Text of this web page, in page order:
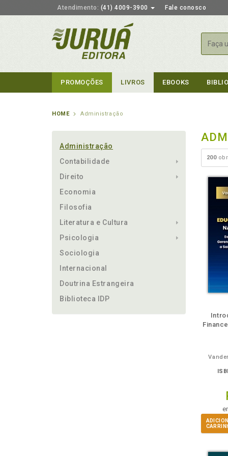
Atendimento: (41) 4009-3900 Fale conosco
PROMOÇÕES LIVROS EBOOKS
HOME Administração
Administração
Contabilidade
Direito
Economia
Filosofia
Literatura e Cultura
Psicologia
Sociologia
Internacional
Doutrina Estrangeira
Biblioteca IDP
200
Também
Também